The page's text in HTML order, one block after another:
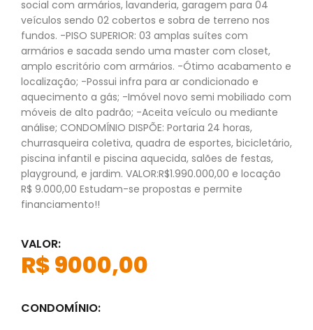
social com armários, lavanderia, garagem para 04
veículos sendo 02 cobertos e sobra de terreno nos
fundos. -PISO SUPERIOR: 03 amplas suítes com
armários e sacada sendo uma master com closet,
amplo escritório com armários. -Ótimo acabamento e
localização; -Possui infra para ar condicionado e
aquecimento a gás; -Imóvel novo semi mobiliado com
móveis de alto padrão; -Aceita veículo ou mediante
análise; CONDOMÍNIO DISPÕE: Portaria 24 horas,
churrasqueira coletiva, quadra de esportes, bicicletário,
piscina infantil e piscina aquecida, salões de festas,
playground, e jardim. VALOR:R$1.990.000,00 e locação
R$ 9.000,00 Estudam-se propostas e permite
financiamento!!
VALOR:
R$ 9000,00
CONDOMÍNIO: